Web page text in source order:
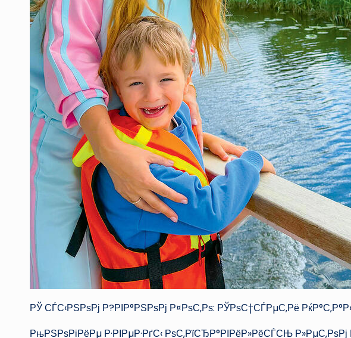
РЎ СЃС‹РЅРѕРј Р?РІР°РЅРѕРј Р¤РѕС‚Рѕ: РЎРѕС†СЃРµС‚Рё
РњРЅРѕРіРёРµ Р·РІРµР·РґС‹ РѕС‚РїСЂР°РІРёР»РёСЃСЊ